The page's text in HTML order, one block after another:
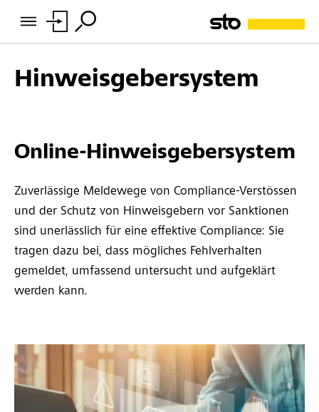
Hinweisgebersystem
Online-Hinweisgebersystem
Zuverlässige Meldewege von Compliance-Verstössen
und der Schutz von Hinweisgebern vor Sanktionen
sind unerlässlich für eine effektive Compliance: Sie
tragen dazu bei, dass mögliches Fehlverhalten
gemeldet, umfassend untersucht und aufgeklärt
werden kann.